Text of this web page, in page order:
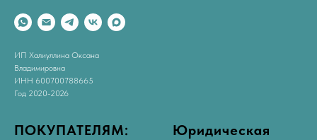
ИП Халиуллина Оксана
Владимировна
ИНН 600700788665
Год 2020-2026
ПОКУПАТЕЛЯМ:
Юридическая